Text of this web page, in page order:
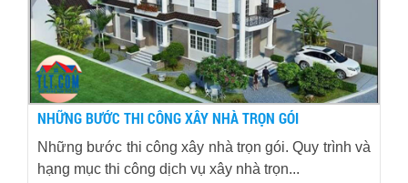
NHỮNG BƯỚC THI CÔNG XÂY NHÀ TRỌN GÓI
Những bước thi công xây nhà trọn gói. Quy trình và
hạng mục thi công dịch vụ xây nhà trọn...